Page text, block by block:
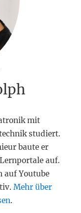
mit
studiert.
baute er
auf.
auf Youtube
Mehr über
.